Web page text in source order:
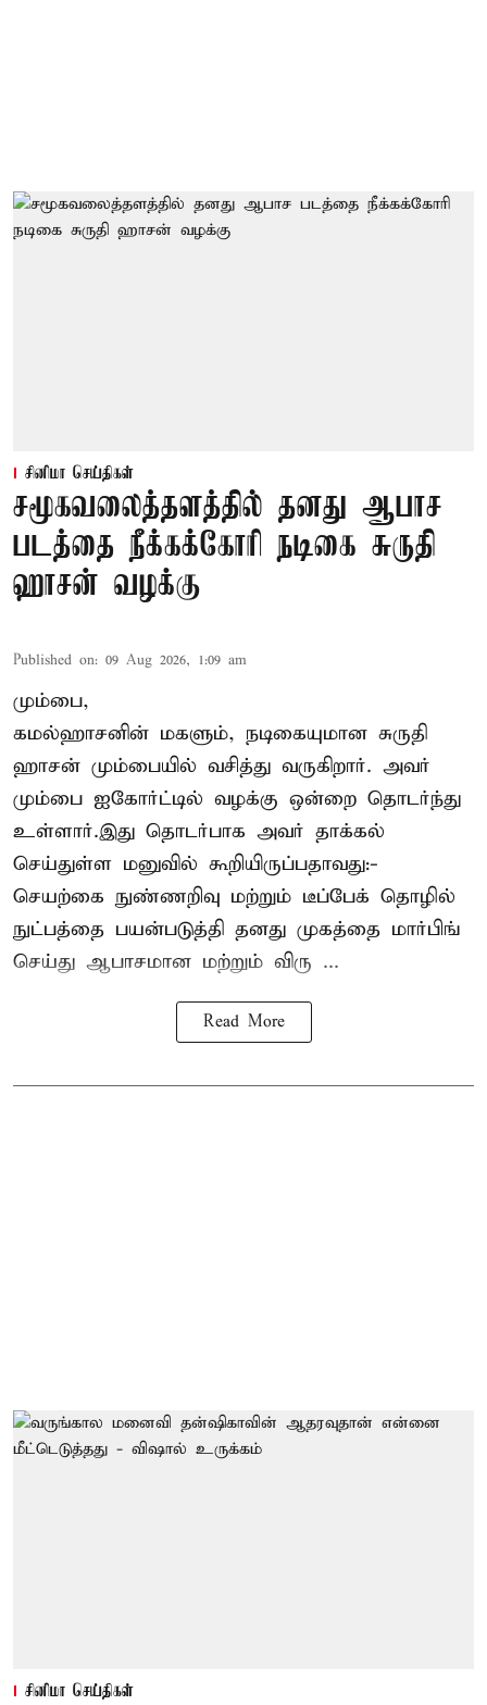
சினிமா செய்திகள்
சமூகவலைத்தளத்தில் தனது ஆபாச
படத்தை நீக்கக்கோரி நடிகை சுருதி
ஹாசன் வழக்கு
Published on: 09 Aug 2026, 1:09 am
மும்பை,
கமல்ஹாசனின் மகளும், நடிகையுமான சுருதி
ஹாசன் மும்பையில் வசித்து வருகிறார். அவர்
மும்பை ஐகோர்ட்டில் வழக்கு ஒன்றை தொடர்ந்து
உள்ளார்.இது தொடர்பாக அவர் தாக்கல்
செய்துள்ள மனுவில் கூறியிருப்பதாவது:-
செயற்கை நுண்ணறிவு மற்றும் டீப்பேக் தொழில்
நுட்பத்தை பயன்படுத்தி தனது முகத்தை மார்பிங்
செய்து ஆபாசமான மற்றும் விரு ...
Read More
சினிமா செய்திகள்